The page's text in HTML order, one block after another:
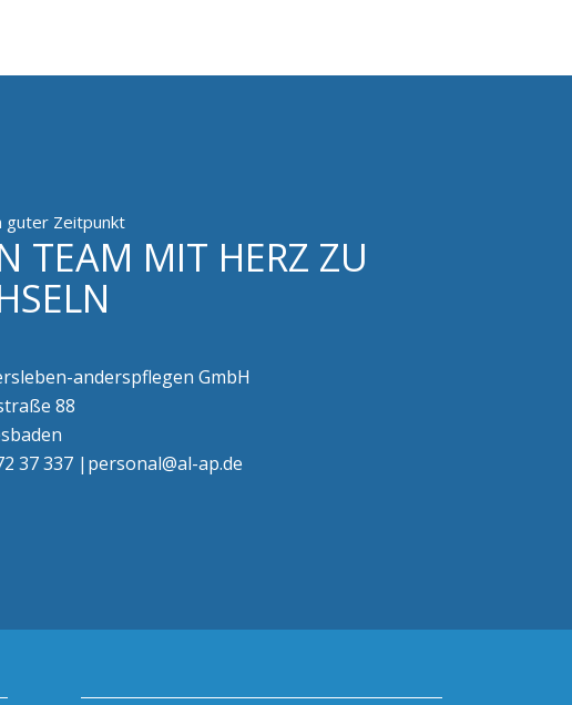
guter Zeitpunkt
TEAM MIT HERZ ZU
anderspflegen GmbH
88
37 337 |personal@al-ap.de